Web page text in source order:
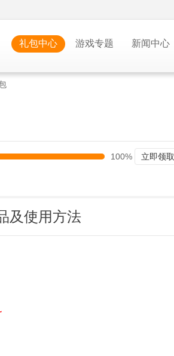
礼包中心 游戏专题 新闻中心
100% 立即领取
及使用方法